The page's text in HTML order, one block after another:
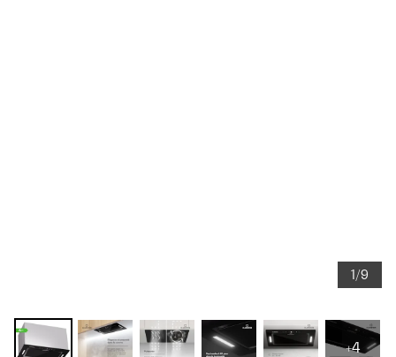
1/9
+4